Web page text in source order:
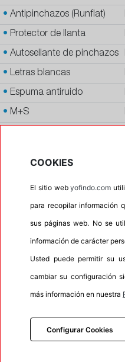
• Antipinchazos (Runflat)
• Protector de llanta
• Autosellante de pinchazos
• Letras blancas
• Espuma antiruido
• M+S
P.O.R.
Oportunidad
COOKIES
El sitio webyofindo.com
para recopilar información
sus páginas web. No se
información de carácter
Usted puede permitir su
cambiar su configuración
más información en nuestra
Configurar Cookies